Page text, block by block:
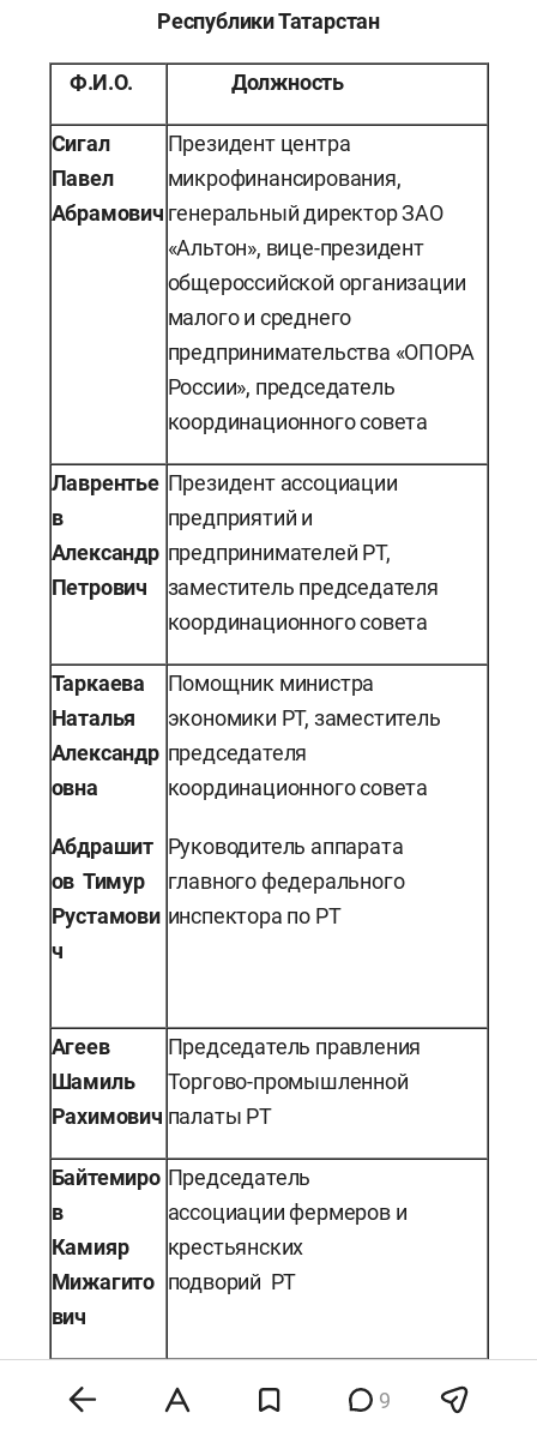
Республики Татарстан
Ф.И.О. Должность
Сигал
Павел
Абрамович
Президент центра
микрофинансирования,
генеральный директор ЗАО
«Альтон», вице-президент
общероссийской организации
малого и среднего
предпринимательства «ОПОРА
России», председатель
координационного совета
Лаврентье
в
Александр
Петрович
Президент ассоциации
предприятий и
предпринимателей РТ,
заместитель председателя
координационного совета
Таркаева
Наталья
Александр
овна
Абдрашит
ов Тимур
Рустамови
ч
Помощник министра
экономики РТ, заместитель
председателя
координационного совета
Руководитель аппарата
главного федерального
инспектора по РТ
Агеев
Шамиль
Рахимович
Председатель правления
Торгово-промышленной
палаты РТ
Байтемиро
в
Камияр
Мижагито
вич
Председатель
ассоциации фермеров и
крестьянских
подворий РТ
Марат
государственного совета РТ по
9